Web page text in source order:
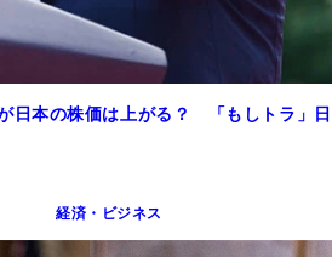
日本の株価は上がる？ 「もしトラ」日
経済・ビジネス